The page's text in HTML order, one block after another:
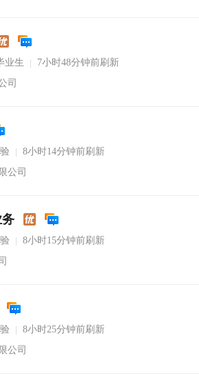
业生
7小时48分钟前刷新
司
8小时14分钟前刷新
公司
8小时15分钟前刷新
8小时25分钟前刷新
公司